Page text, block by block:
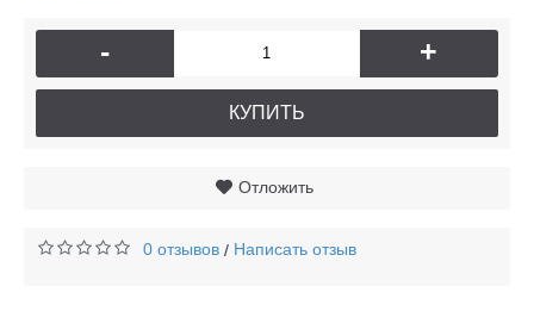
- +
КУПИТЬ
Отложить
0 отзывов / Написать отзыв